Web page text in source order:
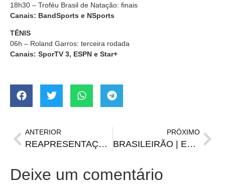
18h30 – Troféu Brasil de Natação: finais
Canais: BandSports e NSports
TÊNIS
06h – Roland Garros: terceira rodada
Canais: SporTV 3, ESPN e Star+
ANTERIOR
REAPRESENTAÇÃO | Assista o Cafezinho, Esporte e Notícias de sexta, 2 de junho
PRÓXIMO
BRASILEIRÃO | Escalações, informações e onde assistir Santos x Inter
Deixe um comentário